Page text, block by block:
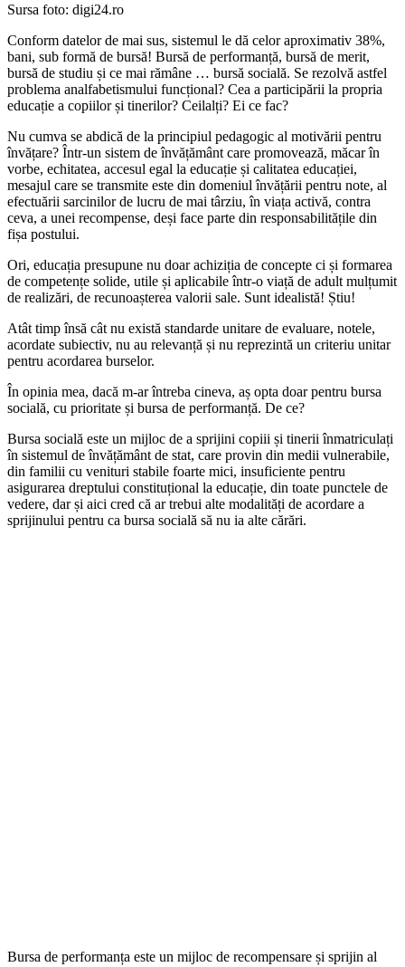
Sursa foto: digi24.ro
Conform datelor de mai sus, sistemul le dă celor aproximativ 38%,
bani, sub formă de bursă! Bursă de performanță, bursă de merit,
bursă de studiu și ce mai rămâne … bursă socială. Se rezolvă astfel
problema analfabetismului funcțional? Cea a participării la propria
educație a copiilor și tinerilor? Ceilalți? Ei ce fac?
Nu cumva se abdică de la principiul pedagogic al motivării pentru
învățare? Într-un sistem de învățământ care promovează, măcar în
vorbe, echitatea, accesul egal la educație și calitatea educației,
mesajul care se transmite este din domeniul învățării pentru note, al
efectuării sarcinilor de lucru de mai târziu, în viața activă, contra
ceva, a unei recompense, deși face parte din responsabilitățile din
fișa postului.
Ori, educația presupune nu doar achiziția de concepte ci și formarea
de competențe solide, utile și aplicabile într-o viață de adult mulțumit
de realizări, de recunoașterea valorii sale. Sunt idealistă! Știu!
Atât timp însă cât nu există standarde unitare de evaluare, notele,
acordate subiectiv, nu au relevanță și nu reprezintă un criteriu unitar
pentru acordarea burselor.
În opinia mea, dacă m-ar întreba cineva, aș opta doar pentru bursa
socială, cu prioritate și bursa de performanță. De ce?
Bursa socială este un mijloc de a sprijini copiii și tinerii înmatriculați
în sistemul de învățământ de stat, care provin din medii vulnerabile,
din familii cu venituri stabile foarte mici, insuficiente pentru
asigurarea dreptului constituțional la educație, din toate punctele de
vedere, dar și aici cred că ar trebui alte modalități de acordare a
sprijinului pentru ca bursa socială să nu ia alte cărări.
Bursa de performanța este un mijloc de recompensare și sprijin al